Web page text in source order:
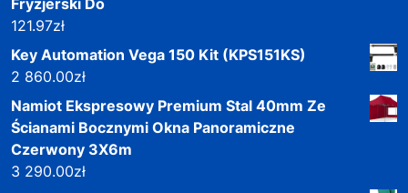
121.97zł
Key Automation Vega 150 Kit (KPS151KS)
2 860.00zł
Namiot Ekspresowy Premium Stal 40mm Ze
Ścianami Bocznymi Okna Panoramiczne
Czerwony 3X6m
3 290.00zł